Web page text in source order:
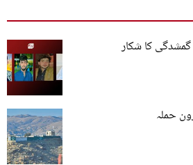
کا شکار
حملہ